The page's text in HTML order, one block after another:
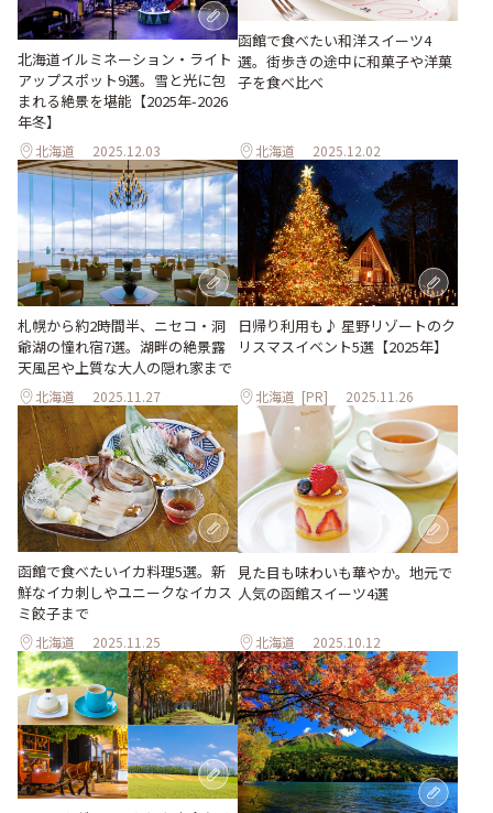
北海道イルミネーション・ライト
アップスポット9選。雪と光に包
まれる絶景を堪能【2025年-2026
年冬】
北海道 2025.12.03
函館で食べたい和洋スイーツ4
選。街歩きの途中に和菓子や洋菓
子を食べ比べ
北海道 2025.12.02
札幌から約2時間半、ニセコ・洞
爺湖の憧れ宿7選。湖畔の絶景露
天風呂や上質な大人の隠れ家まで
北海道 2025.11.27
日帰り利用も♪ 星野リゾートのク
リスマスイベント5選【2025年】
北海道 [PR] 2025.11.26
函館で食べたいイカ料理5選。新
鮮なイカ刺しやユニークなイカス
ミ餃子まで
北海道 2025.11.25
見た目も味わいも華やか。地元で
人気の函館スイーツ4選
北海道 2025.10.12